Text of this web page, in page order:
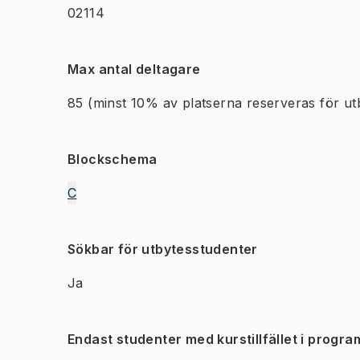
02114
Max antal deltagare
85 (minst 10% av platserna reserveras för
Blockschema
C
Sökbar för utbytesstudenter
Ja
Endast studenter med kurstillfället i